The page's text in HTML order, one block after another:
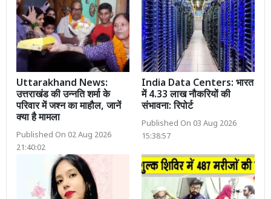
Uttarakhand News:
उत्तराखंड की उन्नति शर्मा के
परिवार में जश्न का माहौल, जानें
क्या है मामला
Published On 02 Aug 2026
21:40:02
India Data Centers: भारत
में 4.33 लाख नौकरियों की
संभावना: रिपोर्ट
Published On 03 Aug 2026
15:38:57